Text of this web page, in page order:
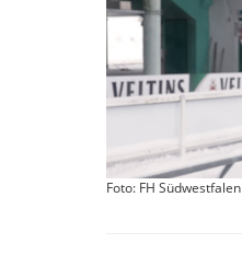
Foto: FH Südwestfalen